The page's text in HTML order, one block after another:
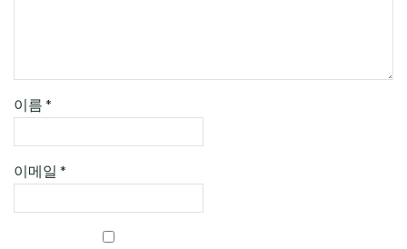
이름 *
이메일 *